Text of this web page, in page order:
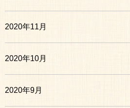
2020年11月
2020年10月
2020年9月